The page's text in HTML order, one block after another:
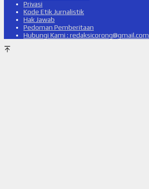
Privasi
Kode Etik Jurnalistik
Hak Jawab
Pedoman Pemberitaan
Hubungi Kami : redaksicorong@gmail.com